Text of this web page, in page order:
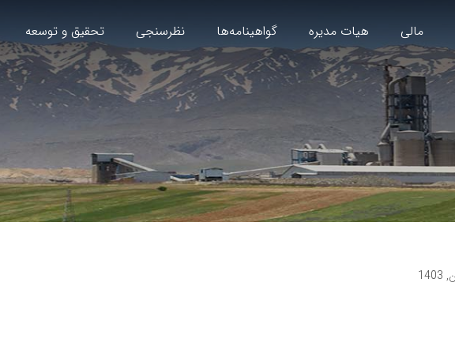
مالی هیات مدیره گواهینامه‌ها نظرسنجی تحقیق و توسعه